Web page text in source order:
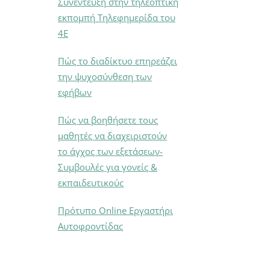
εκπομπή Τηλεφημερίδα του
4Ε
Πώς το διαδίκτυο επηρεάζει
την ψυχοσύνθεση των
εφήβων
Πώς να βοηθήσετε τους
μαθητές να διαχειριστούν
το άγχος των εξετάσεων-
Συμβουλές για γονείς &
εκπαιδευτικούς
Πρότυπο Online Εργαστήρι
Αυτοφροντίδας